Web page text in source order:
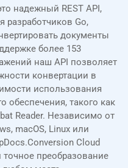
надежный REST API,
разработчиков Go,
документы
более 153
наш API позволяет
конвертации в
использования
обеспечения, такого как
Reader. Независимо от
macOS, Linux или
Cloud
преобразование